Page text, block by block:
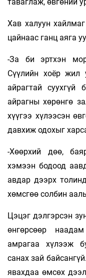
Хав халуун
цайнаас ганц аяга
-За би эртхэн
Сүүлийн хоёр жил
айрагтай суухгүй
айрагны хөрөнгө
хүүгээ хүлээсэн
давхиж одохыг
-Хөөрхий дөө,
хэмээн бодоод
авдар дээрх
хөмсгөө солбин
Цэцэг дэлгэрсэн
өнгөрсөөр
амрагаа хүлээж
санах зай
явахдаа өмсөх